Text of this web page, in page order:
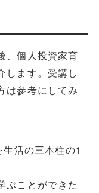
、個人投資家育
します。受講し
は参考にしてみ
生活の三本柱の1
ぶことができた